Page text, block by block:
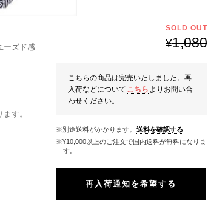
ーズド感
す。
SOLD OUT
¥1,080
こちらの商品は完売いたしました。再
入荷などについて こちら よりお問い合
わせください。
※別途送料がかかります。 送料を確認する
※¥10,000以上のご注文で国内送料が無料になりま
す。
再入荷通知を希望する